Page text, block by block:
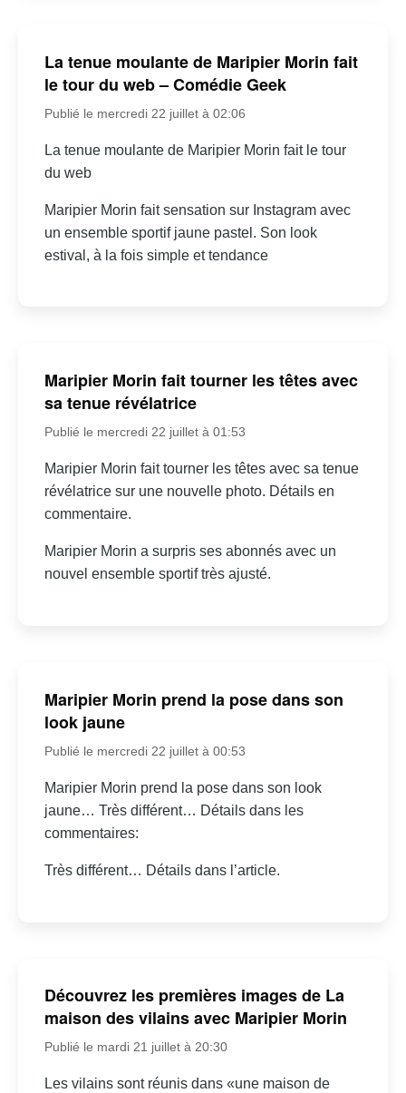
La tenue moulante de Maripier Morin fait
le tour du web – Comédie Geek
Publié le mercredi 22 juillet à 02:06
La tenue moulante de Maripier Morin fait le tour
du web
Maripier Morin fait sensation sur Instagram avec
un ensemble sportif jaune pastel. Son look
estival, à la fois simple et tendance
Maripier Morin fait tourner les têtes avec
sa tenue révélatrice
Publié le mercredi 22 juillet à 01:53
Maripier Morin fait tourner les têtes avec sa tenue
révélatrice sur une nouvelle photo. Détails en
commentaire.
Maripier Morin a surpris ses abonnés avec un
nouvel ensemble sportif très ajusté.
Maripier Morin prend la pose dans son
look jaune
Publié le mercredi 22 juillet à 00:53
Maripier Morin prend la pose dans son look
jaune… Très différent… Détails dans les
commentaires:
Très différent… Détails dans l’article.
Découvrez les premières images de La
maison des vilains avec Maripier Morin
Publié le mardi 21 juillet à 20:30
Les vilains sont réunis dans «une maison de